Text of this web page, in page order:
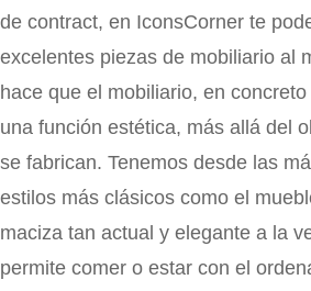
de contract, en IconsCorner te
excelentes piezas de mobiliario al
hace que el mobiliario, en
una función estética, más allá del
se fabrican. Tenemos desde las
estilos más clásicos como el
maciza tan actual y elegante a la
permite comer o estar con el